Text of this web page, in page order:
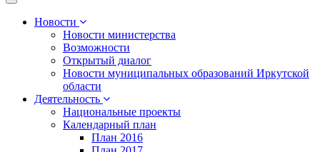
Toggle
navigationНовости
Новости министерства
Возможности
Открытый диалог
Новости муниципальных образований Иркутской
области
Деятельность
Национальные проекты
Календарный план
План 2016